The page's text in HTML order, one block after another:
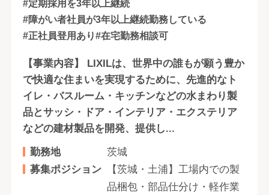
#定期採用を3年以上継続
#障がい者社員が3年以上継続勤務している
#正社員登用あり#在宅勤務相談可
【事業内容】 LIXILは、世界中の誰もが願う豊か
で快適な住まいを実現するために、先進的なト
イレ・バスルーム・キッチンなどの水まわり製
品とサッシ・ドア・インテリア・エクステリア
などの建材製品を開発、提供し...
勤務地
茨城
募集ポジション
【茨城・土浦】工場内での製
品梱包・部品仕分け・軽作業